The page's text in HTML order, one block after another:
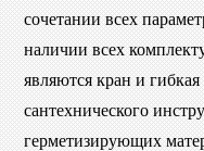
сочетании всех
наличии всех
являются кран и
сантехнического
герметизирующих